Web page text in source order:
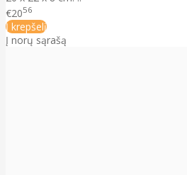
€2056
Į krepšelį
Į norų sąrašą